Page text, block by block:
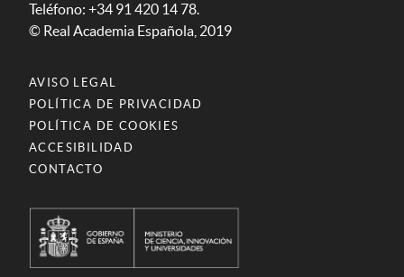
Teléfono: +34 91 420 14 78.
© Real Academia Española, 2019
AVISO LEGAL
POLÍTICA DE PRIVACIDAD
POLÍTICA DE COOKIES
ACCESIBILIDAD
CONTACTO